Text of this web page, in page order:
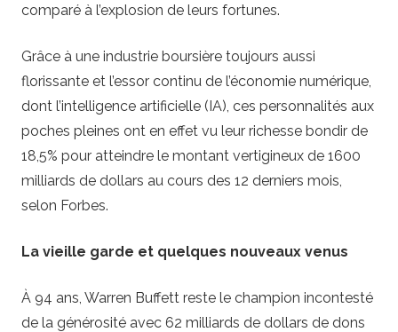
comparé à l’explosion de leurs fortunes.
Grâce à une industrie boursière toujours aussi
florissante et l’essor continu de l’économie numérique,
dont l’intelligence artificielle (IA), ces personnalités aux
poches pleines ont en effet vu leur richesse bondir de
18,5% pour atteindre le montant vertigineux de 1600
milliards de dollars au cours des 12 derniers mois,
selon Forbes.
La vieille garde et quelques nouveaux venus
À 94 ans, Warren Buffett reste le champion incontesté
de la générosité avec 62 milliards de dollars de dons